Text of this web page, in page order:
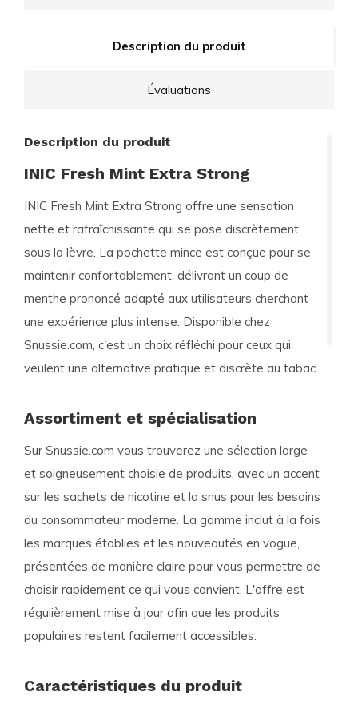
Description du produit
Évaluations
Description du produit
INIC Fresh Mint Extra Strong
INIC Fresh Mint Extra Strong offre une sensation
nette et rafraîchissante qui se pose discrètement
sous la lèvre. La pochette mince est conçue pour se
maintenir confortablement, délivrant un coup de
menthe prononcé adapté aux utilisateurs cherchant
une expérience plus intense. Disponible chez
Snussie.com, c'est un choix réfléchi pour ceux qui
veulent une alternative pratique et discrète au tabac.
Assortiment et spécialisation
Sur Snussie.com vous trouverez une sélection large
et soigneusement choisie de produits, avec un accent
sur les sachets de nicotine et la snus pour les besoins
du consommateur moderne. La gamme inclut à la fois
les marques établies et les nouveautés en vogue,
présentées de manière claire pour vous permettre de
choisir rapidement ce qui vous convient. L'offre est
régulièrement mise à jour afin que les produits
populaires restent facilement accessibles.
Caractéristiques du produit